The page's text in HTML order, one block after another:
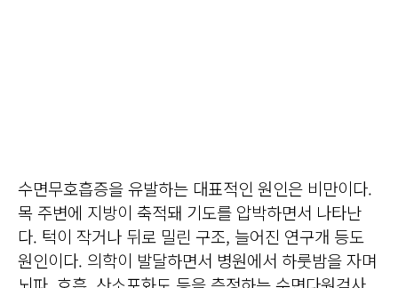
수면무호흡증을 유발하는 대표적인 원인은 비만이다.
목 주변에 지방이 축적돼 기도를 압박하면서 나타난
다. 턱이 작거나 뒤로 밀린 구조, 늘어진 연구개 등도
원인이다. 의학이 발달하면서 병원에서 하룻밤을 자며